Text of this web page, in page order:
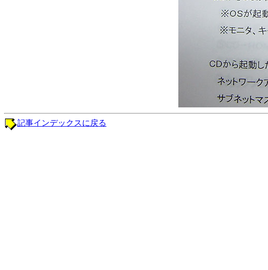
記事インデックスに戻る